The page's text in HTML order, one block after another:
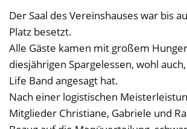
Der Saal des Vereinshauses war bis
Platz besetzt.
Alle Gäste kamen mit großem
diesjährigen Spargelessen, wohl
Life Band angesagt hat.
Nach einer logistischen
Mitglieder Christiane, Gabriele und